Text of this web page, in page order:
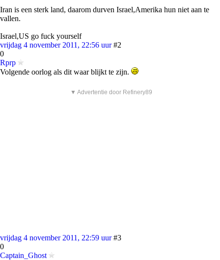
Iran is een sterk land, daarom durven Israel,Amerika hun niet aan te
vallen.
Israel,US go fuck yourself
vrijdag 4 november 2011, 22:56 uur #2
0
Rprp
Volgende oorlog als dit waar blijkt te zijn.
▼ Advertentie door Refinery89
vrijdag 4 november 2011, 22:59 uur #3
0
Captain_Ghost